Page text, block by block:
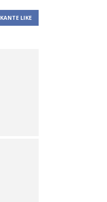
ΚΆΝΤΕ LIKE